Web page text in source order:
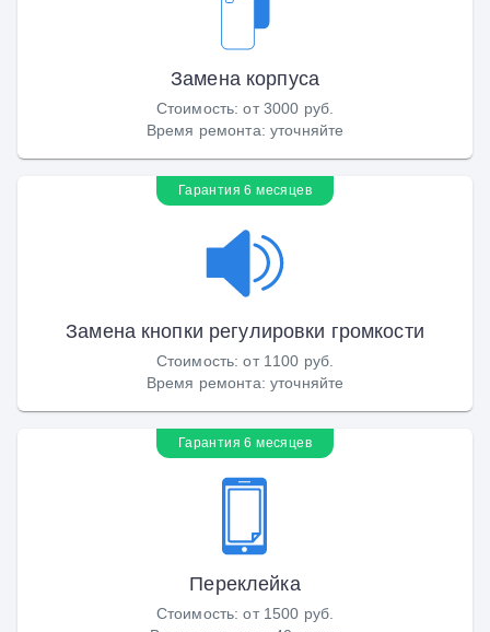
Замена корпуса
Стоимость:от 3000 руб.
Время ремонта: уточняйте
Гарантия 6 месяцев
Замена кнопки регулировки громкости
Стоимость:от 1100 руб.
Время ремонта: уточняйте
Гарантия 6 месяцев
Переклейка
Стоимость:от 1500 руб.